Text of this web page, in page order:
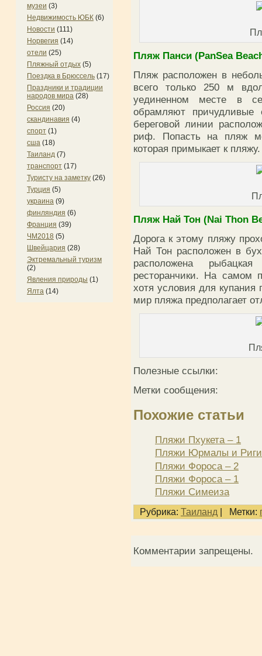
музеи (3)
Недвижимость ЮБК (6)
Новости (111)
Норвегия (14)
отели (25)
Пляжный отдых (5)
Поездка в Брюссель (17)
Праздники и традиции
народов мира (28)
Россия (20)
скандинавия (4)
спорт (1)
сша (18)
Таиланд (7)
транспорт (17)
Туристу на заметку (26)
Турция (5)
украина (9)
финляндия (6)
Франция (39)
ЧМ2018 (5)
Швейцария (28)
Эктремальный туризм
(2)
Явления природы (1)
Ялта (14)
Пляж Панси (PanSea
Пляж расположен в
всего только 250 м
уединенном месте в
обрамляют причудливые
береговой линии
риф. Попасть на пляж
которая примыкает к пляжу.
Пляж Най Тон (Nai Thon
Дорога к этому пляжу
Най Тон расположен в
расположена
ресторанчики. На самом
хотя условия для
мир пляжа предполагает
Полезные ссылки:
Метки сообщения:
Похожие статьи
Пляжи Пхукета – 1
Пляжи Юрмалы и
Пляжи Фороса – 2
Пляжи Фороса – 1
Пляжи Симеиза
Рубрика: Таиланд Метки:
Комментарии запрещены.